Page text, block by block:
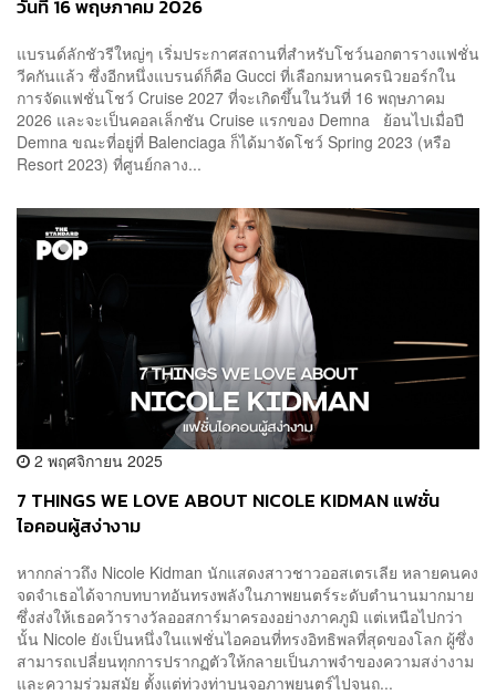
วันที่ 16 พฤษภาคม 2026
แบรนด์ลักชัวรีใหญ่ๆ เริ่มประกาศสถานที่สำหรับโชว์นอกตารางแฟชั่น
วีคกันแล้ว ซึ่งอีกหนึ่งแบรนด์ก็คือ Gucci ที่เลือกมหานครนิวยอร์กใน
การจัดแฟชั่นโชว์ Cruise 2027 ที่จะเกิดขึ้นในวันที่ 16 พฤษภาคม
2026 และจะเป็นคอลเล็กชัน Cruise แรกของ Demna ย้อนไปเมื่อปี
Demna ขณะที่อยู่ที่ Balenciaga ก็ได้มาจัดโชว์ Spring 2023 (หรือ
Resort 2023) ที่ศูนย์กลาง...
2 พฤศจิกายน 2025
7 THINGS WE LOVE ABOUT NICOLE KIDMAN แฟชั่น
ไอคอนผู้สง่างาม
หากกล่าวถึง Nicole Kidman นักแสดงสาวชาวออสเตรเลีย หลายคนคง
จดจำเธอได้จากบทบาทอันทรงพลังในภาพยนตร์ระดับตำนานมากมาย
ซึ่งส่งให้เธอคว้ารางวัลออสการ์มาครองอย่างภาคภูมิ แต่เหนือไปกว่า
นั้น Nicole ยังเป็นหนึ่งในแฟชั่นไอคอนที่ทรงอิทธิพลที่สุดของโลก ผู้ซึ่ง
สามารถเปลี่ยนทุกการปรากฏตัวให้กลายเป็นภาพจำของความสง่างาม
และความร่วมสมัย ตั้งแต่ท่วงท่าบนจอภาพยนตร์ไปจนถ...